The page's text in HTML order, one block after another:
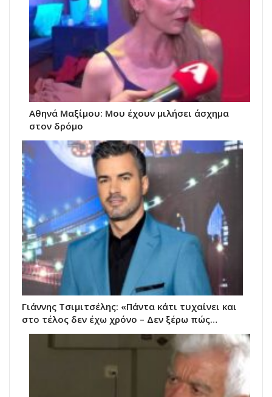
Αθηνά Μαξίμου: Μου έχουν μιλήσει άσχημα
στον δρόμο
Γιάννης Τσιμιτσέλης: «Πάντα κάτι τυχαίνει και
στο τέλος δεν έχω χρόνο – Δεν ξέρω πώς…